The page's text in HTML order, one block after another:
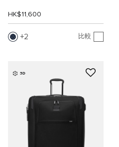
HK$11,600
2 比較
3D